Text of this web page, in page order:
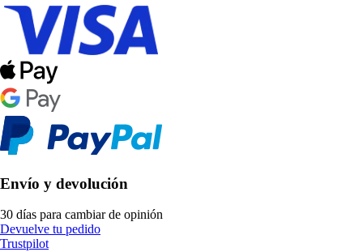
Envío y devolución
30 días para cambiar de opinión
Devuelve tu pedido
Trustpilot